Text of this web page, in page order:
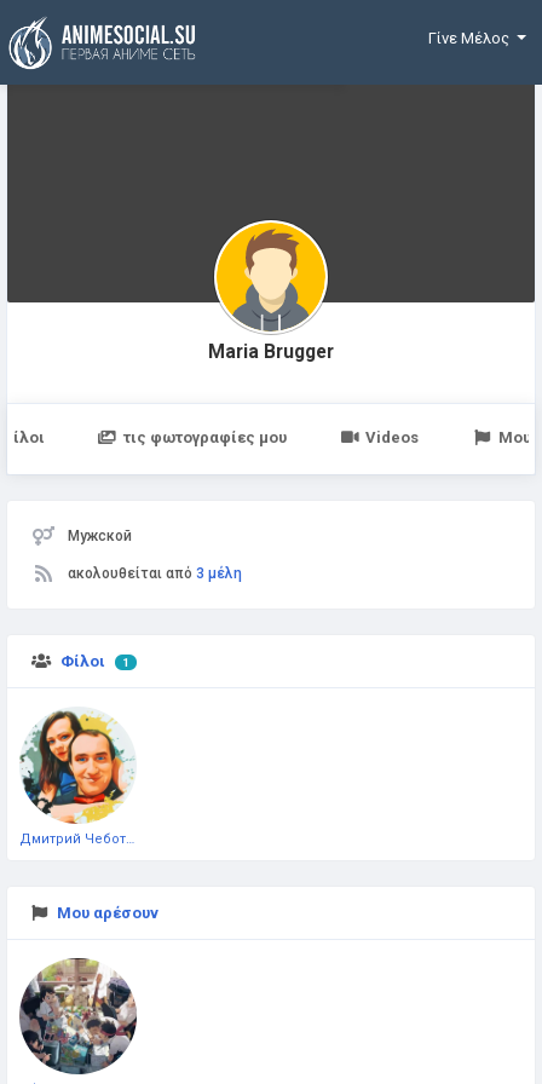
Χρηματοδότηση
Γίνε Μέλος
Maria Brugger
Φίλοι τις φωτογραφίες μου Videos Μου
Мужской
ακολουθείται από 3 μέλη
Φίλοι 1
Μου αρέσουν